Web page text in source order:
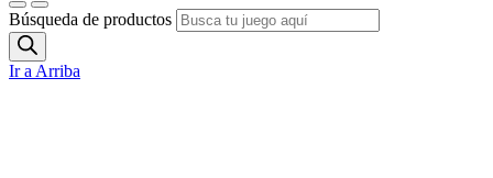
Búsqueda de productos
Ir a Arriba